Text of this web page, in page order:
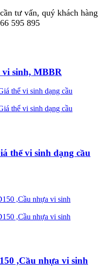
tư vấn, quý khách hàng
595 895
vi sinh, MBBR
thể vi sinh dạng cầu
,Cầu nhựa vi sinh